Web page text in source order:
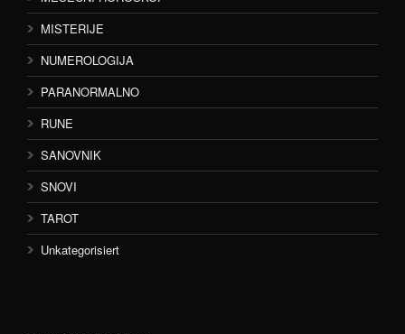
MISTERIJE
NUMEROLOGIJA
PARANORMALNO
RUNE
SANOVNIK
SNOVI
TAROT
Unkategorisiert